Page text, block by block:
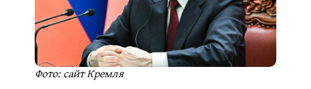
Фото: сайт Кремля